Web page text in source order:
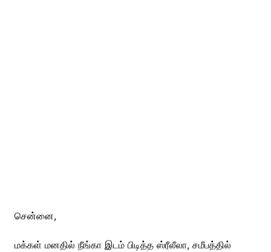
சென்னை,
மக்கள் மனதில் நீங்கா இடம் பிடித்த ஸ்ரீலீலா, சமீபத்தில்